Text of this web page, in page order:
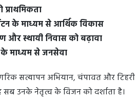
प्राथमिकता
के माध्यम से आर्थिक विकास
और स्थायी निवास को बढ़ावा
के माध्यम से जनसेवा
सत्यापन अभियान, चंपावत और
उनके नेतृत्व के विजन को दर्शाता है।